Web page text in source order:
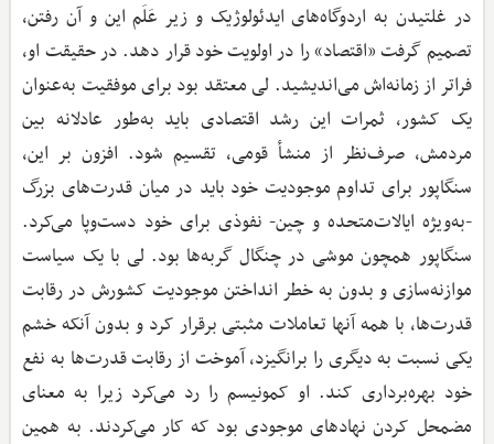
در غلتیدن به اردوگاه‌های ایدئولوژیک و زیر عَلَم این‌ و آن رفتن،
تصمیم گرفت «اقتصاد» را در اولویت خود قرار دهد. در حقیقت او،
فراتر از زمانه‌اش می‌اندیشید. لی معتقد بود برای موفقیت به‌عنوان
یک کشور، ثمرات این رشد اقتصادی باید به‌طور عادلانه بین
مردمش، صرف‌نظر از منشأ قومی، تقسیم شود. افزون بر این،
سنگاپور برای تداوم موجودیت خود باید در میان قدرت‌های بزرگ
-به‌ویژه ایالات‌متحده و چین- نفوذی برای خود دست‌وپا می‌کرد.
سنگاپور همچون موشی در چنگال گربه‌ها بود. لی با یک سیاست
موازنه‌سازی و بدون به خطر انداختن موجودیت کشورش در رقابت
قدرت‌ها، با همه آنها تعاملات مثبتی برقرار کرد و بدون آنکه خشم
یکی نسبت به دیگری را برانگیزد، آموخت از رقابت قدرت‌ها به نفع
خود بهره‌برداری کند. او کمونیسم را رد می‌کرد زیرا به معنای
مضمحل کردن نهادهای موجودی بود که کار می‌کردند. به همین